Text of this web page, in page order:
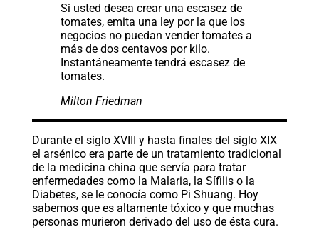
Si usted desea crear una escasez de
tomates, emita una ley por la que los
negocios no puedan vender tomates a
más de dos centavos por kilo.
Instantáneamente tendrá escasez de
tomates.
Milton Friedman
Durante el siglo XVIII y hasta finales del siglo XIX
el arsénico era parte de un tratamiento tradicional
de la medicina china que servía para tratar
enfermedades como la Malaria, la Sífilis o la
Diabetes, se le conocía como Pi Shuang. Hoy
sabemos que es altamente tóxico y que muchas
personas murieron derivado del uso de ésta cura.